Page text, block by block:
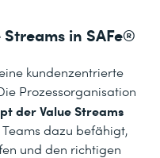
in SAFe®
kundenzentrierte
Prozessorganisation
der Value Streams
dazu befähigt,
und den richtigen